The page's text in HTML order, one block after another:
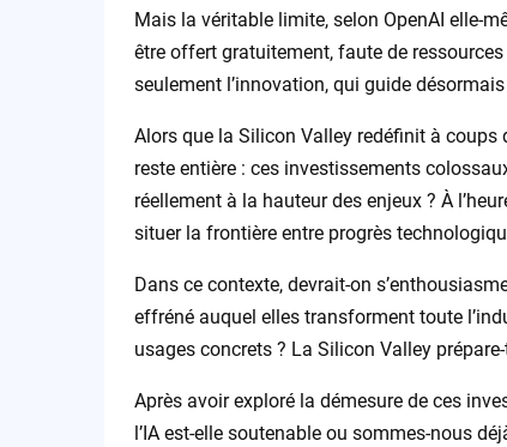
Mais la véritable limite, selon OpenAI elle-
être offert gratuitement, faute de
seulement l’innovation, qui guide
Alors que la Silicon Valley redéfinit à
reste entière : ces investissements
réellement à la hauteur des enjeux ? À
situer la frontière entre progrès
Dans ce contexte, devrait-on
effréné auquel elles transforment toute
usages concrets ? La Silicon Valley
Après avoir exploré la démesure de ces
l’IA est-elle soutenable ou sommes-nous